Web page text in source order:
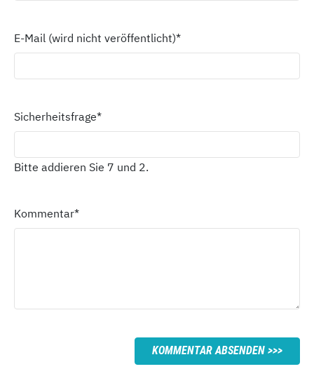
E-Mail (wird nicht veröffentlicht)*
Sicherheitsfrage*
Bitte addieren Sie 7 und 2.
Kommentar*
KOMMENTAR ABSENDEN